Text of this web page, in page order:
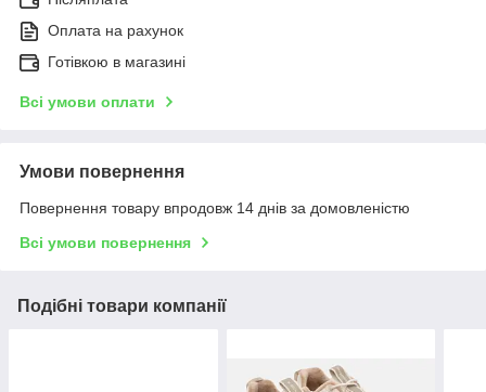
Оплата на рахунок
Готівкою в магазині
Всі умови оплати
Умови повернення
Повернення товару впродовж 14 днів за домовленістю
Всі умови повернення
Подібні товари компанії